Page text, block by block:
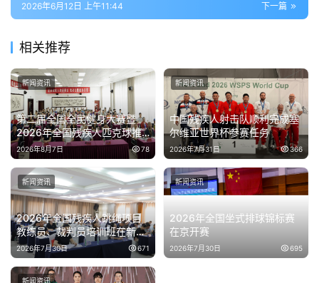
下一篇
2026年6月12日 上午11:44
相关推荐
第二届全国全民健身大赛暨
2026年全国残疾人匹克球推
广活动在京举办
2026年8月7日 78
新闻资讯
中国残疾人射击队顺利完成塞
尔维亚世界杯参赛任务
2026年7月31日 366
新闻资讯
2026年全国残疾人跳绳项目
教练员、裁判员培训班在新疆
伊犁开班
2026年7月30日 671
新闻资讯
2026年全国坐式排球锦标赛
在京开赛
2026年7月30日 695
新闻资讯
新闻资讯